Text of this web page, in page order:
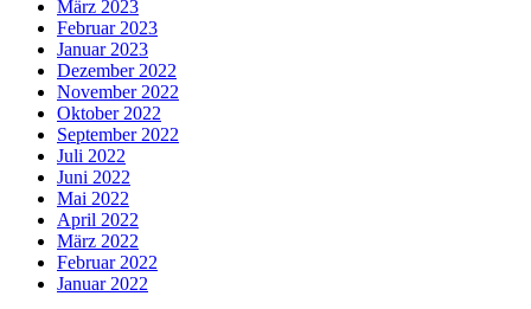
März 2023
Februar 2023
Januar 2023
Dezember 2022
November 2022
Oktober 2022
September 2022
Juli 2022
Juni 2022
Mai 2022
April 2022
März 2022
Februar 2022
Januar 2022